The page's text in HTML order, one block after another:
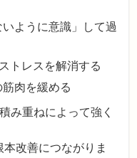
ように意識」して過
トレスを解消する
肉を緩める
み重ねによって強く
改善につながりま